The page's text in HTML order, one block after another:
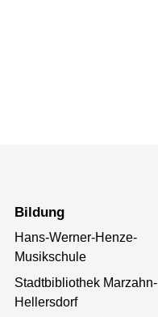
Bildung
Hans-Werner-Henze-
Musikschule
Stadtbibliothek Marzahn-
Hellersdorf